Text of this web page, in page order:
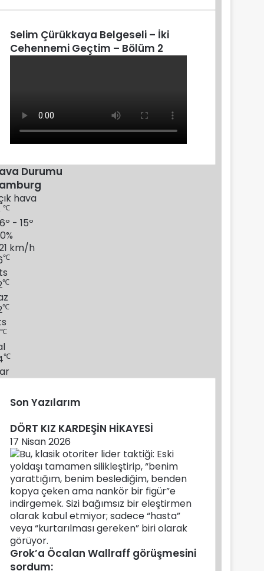
Selim Çürükkaya Belgeseli – İki
Cehennemi Geçtim – Bölüm 2
Durumu
hava
℃
- 15º
km/h
℃
℃
℃
℃
℃
Son Yazılarım
DÖRT KIZ KARDEŞİN HİKAYESİ
17 Nisan 2026
Grok’a Öcalan Wallraff görüşmesini
sordum: